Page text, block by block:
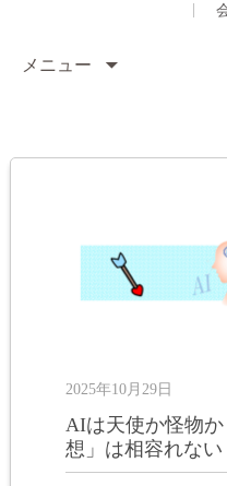
メニュー
2025年10月29日
AIは天使か怪物
想」は相容れない